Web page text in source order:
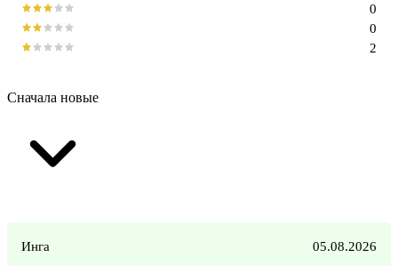
2
0
0
Сначала новые
Инга 05.08.2026